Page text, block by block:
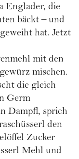
Englader, die
bäckt – und
hat. Jetzt
mit den
mischen.
die gleich
Germ
Dampfl, sprich
den
Zucker
Mehl und